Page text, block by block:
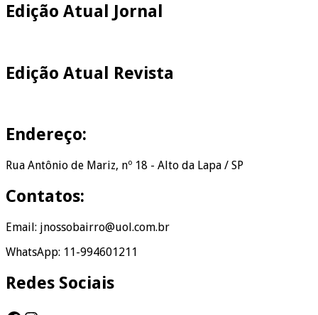
Edição Atual Jornal
Edição Atual Revista
Endereço:
Rua Antônio de Mariz, nº 18 - Alto da Lapa / SP
Contatos:
Email: jnossobairro@uol.com.br
WhatsApp: 11-994601211
Redes Sociais